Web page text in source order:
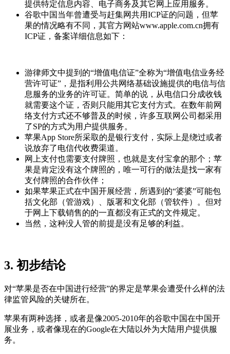
提供特定信息内容、电子商务及其它网上应用服务。
谷歌中国当年曾遭受与赶集网共用ICP证的问题，但苹
果的情况略有不同，其官方网站www.apple.com.cn拥有
ICP证，备案详细信息如下：
游律师文中提到的“增值电信证”全称为“增值电信业务经
营许可证”，是指利用公共网络基础设施提供的电信与信
息服务的业务的许可证。简单的说，从电信口分成收钱
就需要这个证，否则只能用其它支付方式。在数年前网
络支付方式还不够普及的时候，许多互联网公司都采用
了SP的方式为用户提供服务。
苹果App Store所采取的是银行支付，实际上是绕过或者
说放弃了电信代收费渠道。
网上支付也需要支付牌照，也就是支付宝拿的那个；苹
果是肯定没有这个牌照的，唯一可行的做法是找一家有
支付牌照的合作伙伴；
如果苹果正式在中国开展经营，所遇到的“婆婆”可能包
括文化部（管游戏）、版署和文化部（管软件）。但对
于网上下载销售的的一直都没有正式的文件规定。
当然，这种没人管的前提是没有足够的利益。
3. 初步结论
对“苹果是否在中国进行经营”的界定是苹果会遭受什么样的法
律监管风险的关键所在。
苹果有两种选择，或者是像2005-2010年的谷歌中国在中国开
展业务，或者像现在的Google在大陆以外为大陆用户提供服
务。